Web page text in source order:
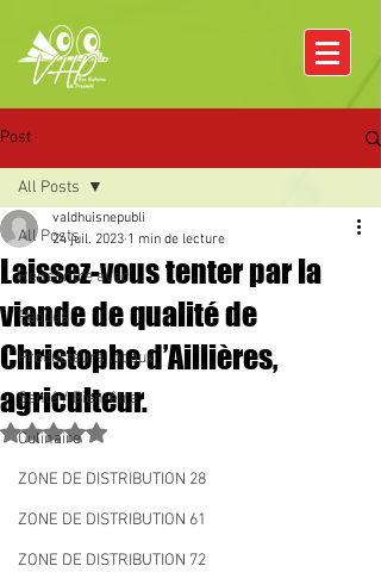
Post
All Posts
Rencontre avec
Pâques
Producteurs locaux
Santé / Bien-être
Culinaire
ZONE DE DISTRIBUTION 28
ZONE DE DISTRIBUTION 61
ZONE DE DISTRIBUTION 72
All Posts
Laissez-vous tenter par la
viande de qualité de
Christophe d’Aillières,
agriculteur.
valdhuisnepubli
24 juil. 2023 1 min de lecture
Noté NaN étoiles sur 5.